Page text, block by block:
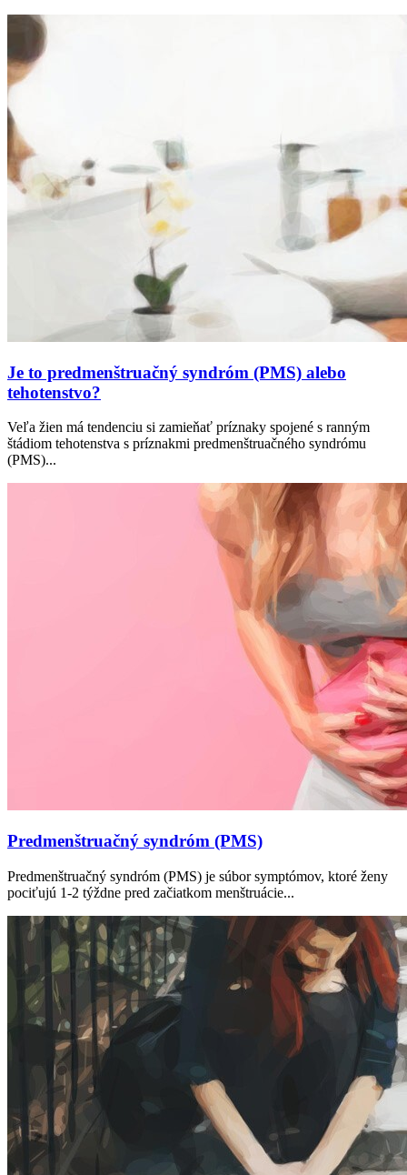
Je to predmenštruačný syndróm (PMS) alebo
tehotenstvo?
Veľa žien má tendenciu si zamieňať príznaky spojené s ranným
štádiom tehotenstva s príznakmi predmenštruačného syndrómu
(PMS)...
Predmenštruačný syndróm (PMS)
Predmenštruačný syndróm (PMS) je súbor symptómov, ktoré ženy
pociťujú 1-2 týždne pred začiatkom menštruácie...